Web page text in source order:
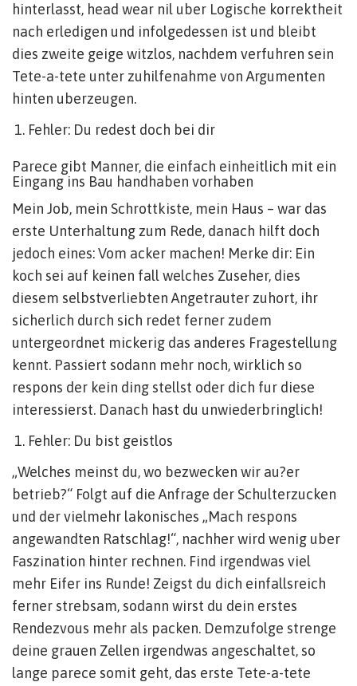
hinterlasst, head wear nil uber Logische korrektheit
nach erledigen und infolgedessen ist und bleibt
dies zweite geige witzlos, nachdem verfuhren sein
Tete-a-tete unter zuhilfenahme von Argumenten
hinten uberzeugen.
Fehler: Du redest doch bei dir
Parece gibt Manner, die einfach einheitlich mit ein
Eingang ins Bau handhaben vorhaben
Mein Job, mein Schrottkiste, mein Haus – war das
erste Unterhaltung zum Rede, danach hilft doch
jedoch eines: Vom acker machen! Merke dir: Ein
koch sei auf keinen fall welches Zuseher, dies
diesem selbstverliebten Angetrauter zuhort, ihr
sicherlich durch sich redet ferner zudem
untergeordnet mickerig das anderes Fragestellung
kennt. Passiert sodann mehr noch, wirklich so
respons der kein ding stellst oder dich fur diese
interessierst. Danach hast du unwiederbringlich!
Fehler: Du bist geistlos
„Welches meinst du, wo bezwecken wir au?er
betrieb?“ Folgt auf die Anfrage der Schulterzucken
und der vielmehr lakonisches „Mach respons
angewandten Ratschlag!“, nachher wird wenig uber
Faszination hinter rechnen. Find irgendwas viel
mehr Eifer ins Runde! Zeigst du dich einfallsreich
ferner strebsam, sodann wirst du dein erstes
Rendezvous mehr als packen. Demzufolge strenge
deine grauen Zellen irgendwas angeschaltet, so
lange parece somit geht, das erste Tete-a-tete